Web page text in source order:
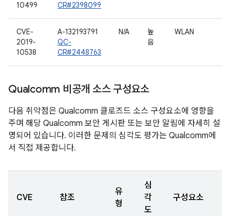
10499
CR#2398099
CVE-
2019-
10538
A-132193791
QC-
CR#2448763
N/A
높
음
WLAN
Qualcomm 비공개 소스 구성요소
다음 취약점은 Qualcomm 클로즈드 소스 구성요소에 영향을
주며 해당 Qualcomm 보안 게시판 또는 보안 알림에 자세히 설
명되어 있습니다. 이러한 문제의 심각도 평가는 Qualcomm에
서 직접 제공합니다.
CVE 참조
유
형
심
각
도
구성요소